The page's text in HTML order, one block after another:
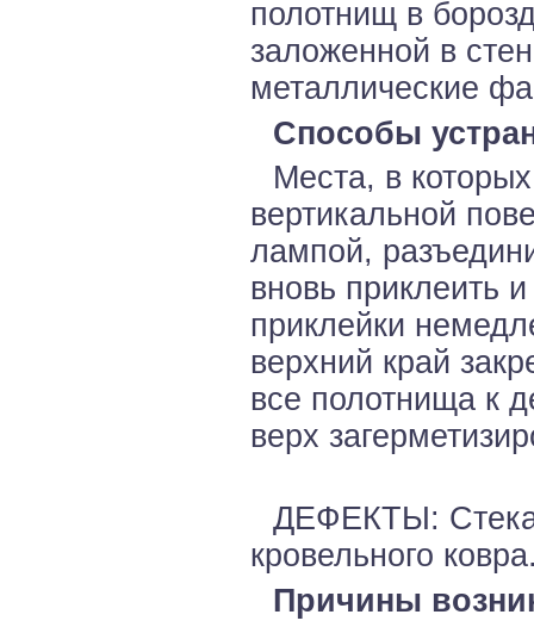
полотнищ в
заложенной в
металлические
Способы
Места, в
вертикальной
лампой,
вновь приклеить
приклейки
верхний край
все полотнища к
верх
ДЕФЕКТЫ:
кровельного
Причины